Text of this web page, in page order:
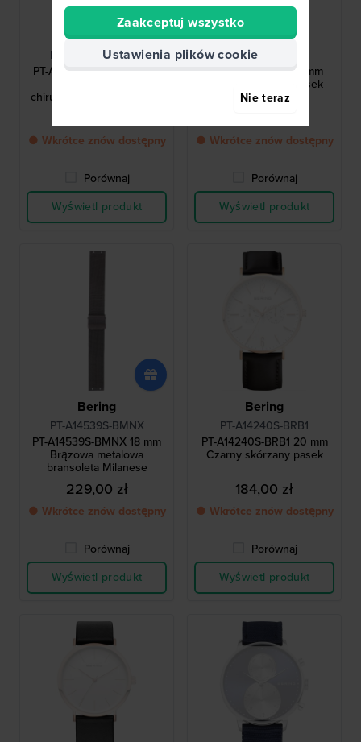
Bering
PT-A15327S-BMCX
PT-A15327S-BMCX 12 mm
chirurgicznej, mediolańska
● Wkrótce znów dostępny
Porównaj
Wyświetl produkt
Bering
PT-A14937S-BRE
PT-A14937S-BRE 18 mm
Zielony skórzany pasek
● Wkrótce znów dostępny
Porównaj
Wyświetl produkt
Bering
PT-A14539S-BMNX
PT-A14539S-BMNX 18 mm
Brązowa metalowa
bransoleta Milanese
229,00 zł
● Wkrótce znów dostępny
Porównaj
Wyświetl produkt
Bering
PT-A14240S-BRB1
PT-A14240S-BRB1 20 mm
Czarny skórzany pasek
184,00 zł
● Wkrótce znów dostępny
Porównaj
Wyświetl produkt
Zaakceptuj wszystko
Ustawienia plików cookie
Nie teraz